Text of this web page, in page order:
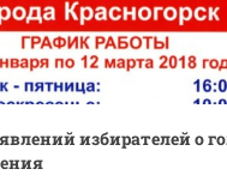
избирателей о